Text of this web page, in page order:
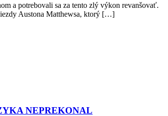
a potrebovali sa za tento zlý výkon revanšovať.
Austona Matthewsa, ktorý […]
NEPREKONAL